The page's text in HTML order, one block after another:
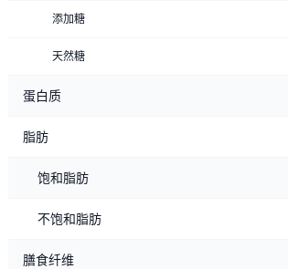
添加糖
天然糖
蛋白质
脂肪
饱和脂肪
不饱和脂肪
膳食纤维